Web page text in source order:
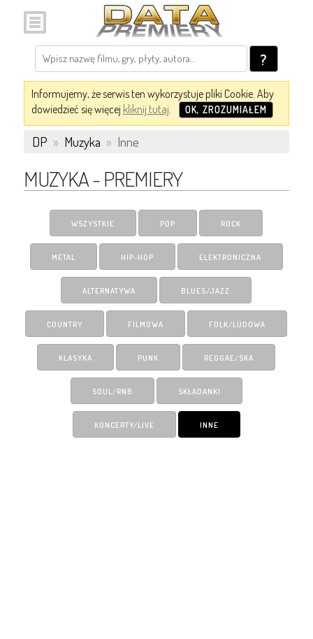
?
Informujemy, że serwis ten wykorzystuje pliki Cookie. Aby
dowiedzieć się więcej kliknij tutaj. OK, ZROZUMIAŁEM
DP » Muzyka » Inne
MUZYKA - PREMIERY
WSZYSTKIE POP ROCK
METAL HIP-HOP ELEKTRONICZNA
ALTERNATYWA BLUES/JAZZ
COUNTRY FILMOWA FOLK/LUDOWA
KLASYKA PUNK REGGAE/SKA
SOUL/RNB SKŁADANKI
KONCERTY/LIVE INNE